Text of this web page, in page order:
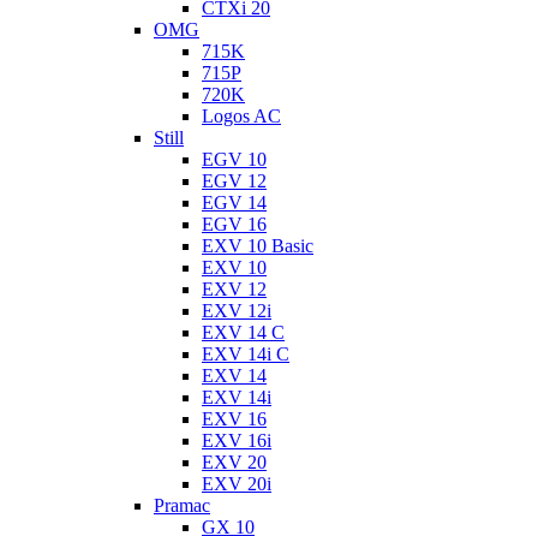
CTXi 20
OMG
715K
715P
720K
Logos AC
Still
EGV 10
EGV 12
EGV 14
EGV 16
EXV 10 Basic
EXV 10
EXV 12
EXV 12i
EXV 14 C
EXV 14i C
EXV 14
EXV 14i
EXV 16
EXV 16i
EXV 20
EXV 20i
Pramac
GX 10